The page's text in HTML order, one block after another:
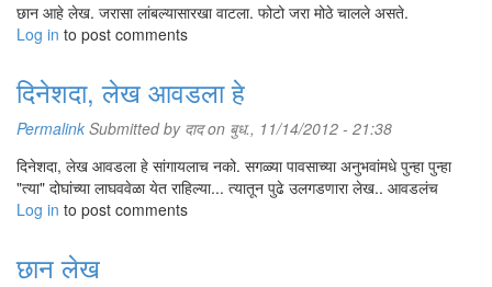
छान आहे लेख. जरासा लांबल्यासारखा वाटला. फोटो जरा मोठे चालले असते.
Log in to post comments
दिनेशदा, लेख आवडला हे
Permalink Submitted by दादon बुध., 11/14/2012 - 21:38
दिनेशदा, लेख आवडला हे सांगायलाच नको. सगळ्या पावसाच्या अनुभवांमधे पुन्हा पुन्हा
"त्या" दोघांच्या लाघववेळा येत राहिल्या... त्यातून पुढे उलगडणारा लेख.. आवडलंच
Log in to post comments
छान लेख